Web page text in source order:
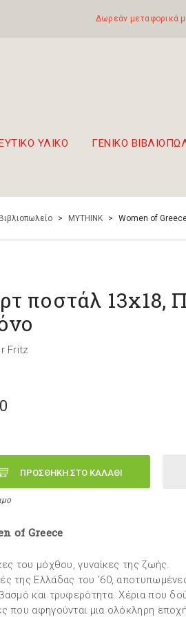
Δωρεάν μεταφορικά
ΥΛΙΚΟ ΓΕΝΙΚΟ
> MYTHINK > Women of
ποστάλ 13x18,
Fritz
ΠΡΟΣΘΗΚΗ ΣΤΟ ΚΑΛΑΘΙ
of Greece
του μόχθου, γυναίκες της ζωής.
της Ελλάδας του ’60,
και τρυφερότητα. Χέρια που
που αφηγούνται μια ολόκληρη